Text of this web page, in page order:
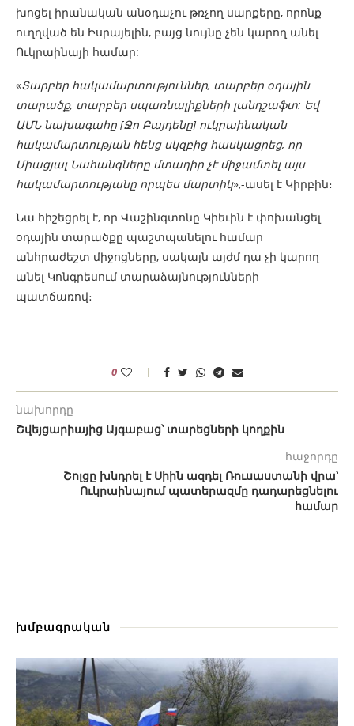
խոցել իրանական անօդաչու թռչող սարքերը, որոնք
ուղղված են Իսրայելին, բայց նույնը չեն կարող անել
Ուկրաինայի համար:
«Տարբեր հակամարտություններ, տարբեր օդային
տարածք, տարբեր սպառնալիքների լանդշաֆտ: Եվ
ԱՄՆ նախագահը [Ջո Բայդենը] ուկրաինական
հակամարտության հենց սկզբից հասկացրեց, որ
Միացյալ Նահանգները մտադիր չէ միջամտել այս
հակամարտությանը որպես մարտիկ»,-ասել է Կիրբին։
Նա հիշեցրել է, որ Վաշինգտոնը Կիեւին է փոխանցել
օդային տարածքը պաշտպանելու համար
անհրաժեշտ միջոցները, սակայն այժմ դա չի կարող
անել Կոնգրեսում տարաձայնությունների
պատճառով։
0
նախորդը
Շվեյցարիայից Այգաբաց՝ տարեցների կողքին
հաջորդը
Շոլցը խնդրել է Սիին ազդել Ռուսաստանի վրա՝
Ուկրաինայում պատերազմը դադարեցնելու
համար
խմբագրական